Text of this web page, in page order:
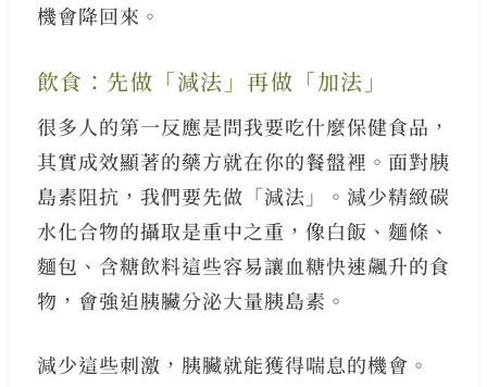
機會降回來。
飲食：先做「減法」再做「加法」
很多人的第一反應是問我要吃什麼保健食品，
其實成效顯著的藥方就在你的餐盤裡。面對胰
島素阻抗，我們要先做「減法」。減少精緻碳
水化合物的攝取是重中之重，像白飯、麵條、
麵包、含糖飲料這些容易讓血糖快速飆升的食
物，會強迫胰臟分泌大量胰島素。
減少這些刺激，胰臟就能獲得喘息的機會。